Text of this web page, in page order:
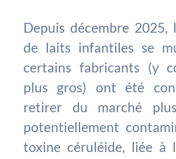
Depuis décembre 2025,
de laits infantiles se
certains fabricants (y
plus gros) ont été
retirer du marché
potentiellement
toxine céruléide, liée à